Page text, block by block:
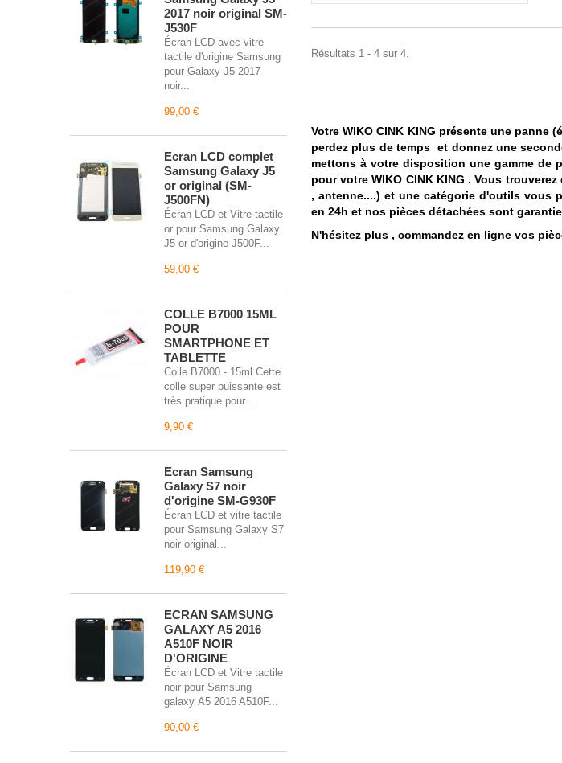
2017 noir original SM-
J530F
Écran LCD avec vitre
tactile d'origine Samsung
pour Galaxy J5 2017
noir...
99,00 €
Écran LCD complet
Samsung Galaxy J5
or original (SM-
J500FN)
Écran LCD et Vitre tactile
or pour Samsung Galaxy
J5 or d'origine J500F...
59,00 €
COLLE B7000 15ML
POUR
SMARTPHONE ET
TABLETTE
Colle B7000 - 15ml Cette
colle super puissante est
très pratique pour...
9,90 €
Écran Samsung
Galaxy S7 noir
d'origine SM-G930F
Écran LCD et vitre tactile
pour Samsung Galaxy S7
noir original...
119,90 €
ECRAN SAMSUNG
GALAXY A5 2016
A510F NOIR
D'ORIGINE
Écran LCD et Vitre tactile
noir pour Samsung
galaxy A5 2016 A510F...
90,00 €
Résultats 1 - 4 sur 4.
Votre WIKO CINK KING présente une
perdez plus de temps et donnez une
mettons à votre disposition une gamme de
pour votre WIKO CINK KING . Vous
, antenne....) et une catégorie d'outils vous
en 24h et nos pièces détachées sont
N'hésitez plus , commandez en ligne vos